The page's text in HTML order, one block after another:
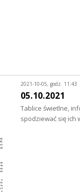
2021-10-05, godz. 11:43
05.10.2021
Tablice świetlne,
spodziewać się ich